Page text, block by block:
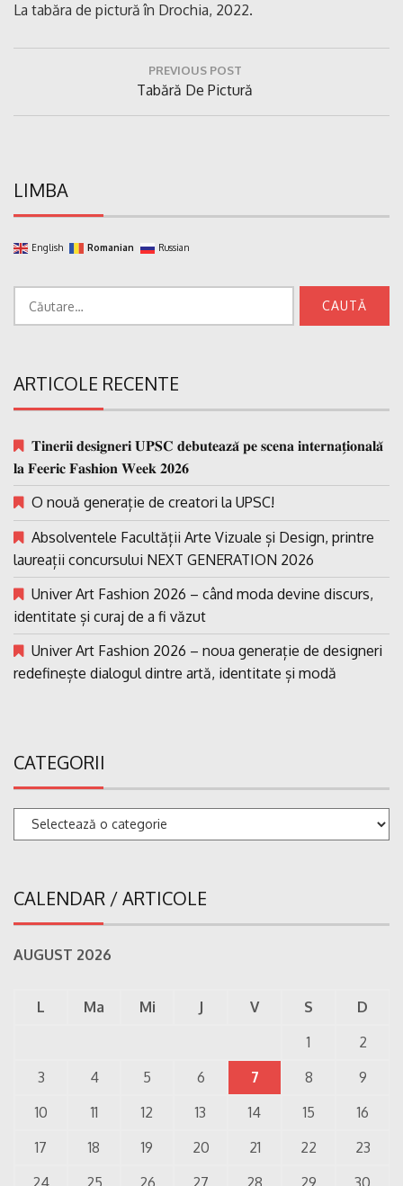
La tabăra de pictură în Drochia, 2022.
PREVIOUS POST
Previous
Post:
Tabără De Pictură
LIMBA
English Romanian Russian
ARTICOLE RECENTE
𝐓𝐢𝐧𝐞𝐫𝐢𝐢 𝐝𝐞𝐬𝐢𝐠𝐧𝐞𝐫𝐢 𝐔𝐏𝐒𝐂 𝐝𝐞𝐛𝐮𝐭𝐞𝐚𝐳𝐚̆ 𝐩𝐞 𝐬𝐜𝐞𝐧𝐚 𝐢𝐧𝐭𝐞𝐫𝐧𝐚𝐭̗𝐢𝐨𝐧𝐚𝐥𝐚̆
𝐥𝐚 𝐅𝐞𝐞𝐫𝐢𝐜 𝐅𝐚𝐬𝐡𝐢𝐨𝐧 𝐖𝐞𝐞𝐤 𝟐𝟎𝟐𝟔
O nouă generație de creatori la UPSC!
Absolventele Facultății Arte Vizuale și Design, printre
laureații concursului NEXT GENERATION 2026
Univer Art Fashion 2026 – când moda devine discurs,
identitate și curaj de a fi văzut
Univer Art Fashion 2026 – noua generație de designeri
redefinește dialogul dintre artă, identitate și modă
CATEGORII
Categorii
CALENDAR / ARTICOLE
AUGUST 2026
L Ma Mi J V S
D
1
2
3
4 5 6 7 8
9
10
11 12 13 14 15
16
17
18 19 20 21 22
23
24
25 26 27 28 29
30